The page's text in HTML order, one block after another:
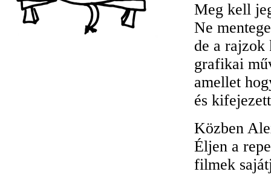
Meg kell
Ne
de a rajzok
grafikai
amellet
és
Közben
Éljen a
filmek